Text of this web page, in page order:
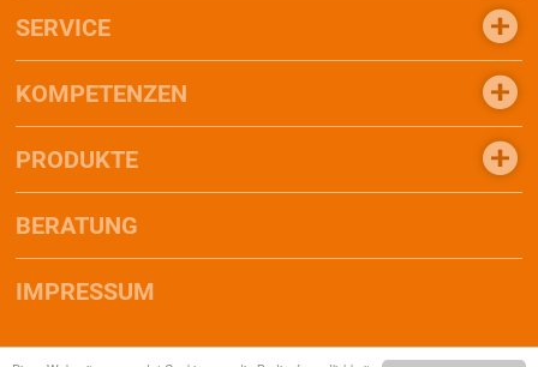
SERVICE
KOMPETENZEN
PRODUKTE
BERATUNG
IMPRESSUM